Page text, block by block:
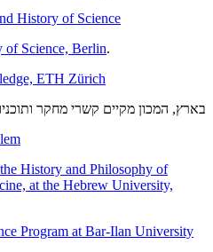
History of Science
of Science, Berlin.
ETH Zürich
בארץ, המכון מקיים קשרי מחקר
History and Philosophy of
at the Hebrew University,
Program at Bar-Ilan University